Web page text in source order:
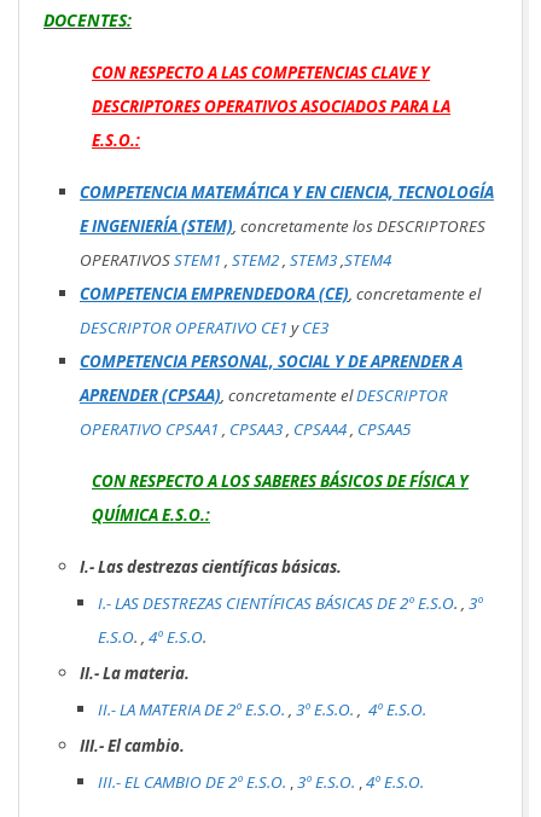
DOCENTES:
CON RESPECTO A LAS COMPETENCIAS CLAVE Y
DESCRIPTORES OPERATIVOS ASOCIADOS PARA LA
E.S.O.:
COMPETENCIA MATEMÁTICA Y EN CIENCIA, TECNOLOGÍA
E INGENIERÍA (STEM), concretamente los DESCRIPTORES
OPERATIVOSSTEM1 , STEM2, STEM3,STEM4
COMPETENCIA EMPRENDEDORA (CE), concretamente el
DESCRIPTOR OPERATIVO CE1 yCE3
COMPETENCIA PERSONAL, SOCIAL Y DE APRENDER A
APRENDER (CPSAA), concretamente elDESCRIPTOR
OPERATIVO CPSAA1 , CPSAA3, CPSAA4, CPSAA5
CON RESPECTO A LOS SABERES BÁSICOS DE FÍSICA Y
QUÍMICA E.S.O.:
I.- Las destrezas científicas básicas.
I.- LAS DESTREZAS CIENTÍFICAS BÁSICAS DE 2º E.S.O. , 3º
E.S.O. , 4º E.S.O.
II.- La materia.
II.- LA MATERIA DE 2º E.S.O. , 3º E.S.O. , 4º E.S.O.
III.- El cambio.
III.- EL CAMBIO DE 2º E.S.O. ,3º E.S.O. ,4º E.S.O.